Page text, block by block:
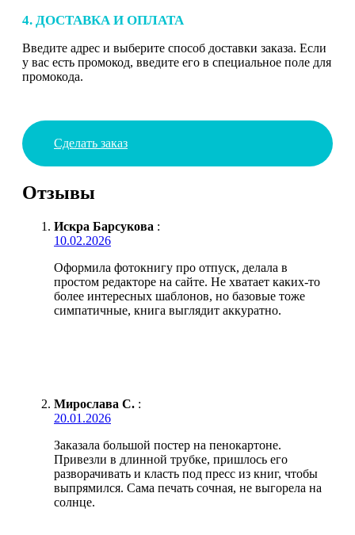
4. ДОСТАВКА И ОПЛАТА
Введите адрес и выберите способ доставки заказа. Если
у вас есть промокод, введите его в специальное поле для
промокода.
Сделать заказ
Отзывы
Искра Барсукова :
10.02.2026
Оформила фотокнигу про отпуск, делала в
простом редакторе на сайте. Не хватает каких-то
более интересных шаблонов, но базовые тоже
симпатичные, книга выглядит аккуратно.
Мирослава С. :
20.01.2026
Заказала большой постер на пенокартоне.
Привезли в длинной трубке, пришлось его
разворачивать и класть под пресс из книг, чтобы
выпрямился. Сама печать сочная, не выгорела на
солнце.